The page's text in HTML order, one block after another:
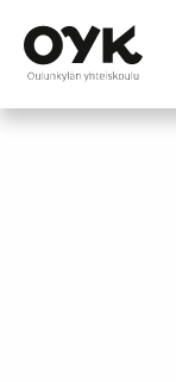
content